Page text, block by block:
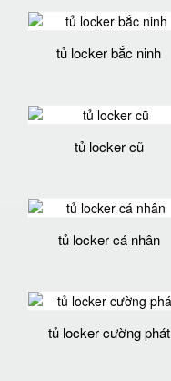
tủ locker bắc ninh
tủ locker cũ
tủ locker cá nhân
tủ locker cường phát